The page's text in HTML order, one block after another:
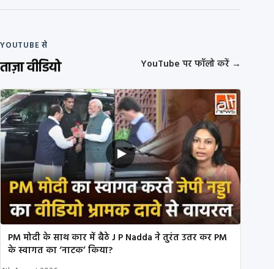
YOUTUBE से
ताज़ा वीडियो YouTube पर फॉलो करें →
PM मोदी के साथ कार में बैठे J P Nadda ने तुरंत उतर कर PM
के स्वागत का ‘नाटक’ किया?